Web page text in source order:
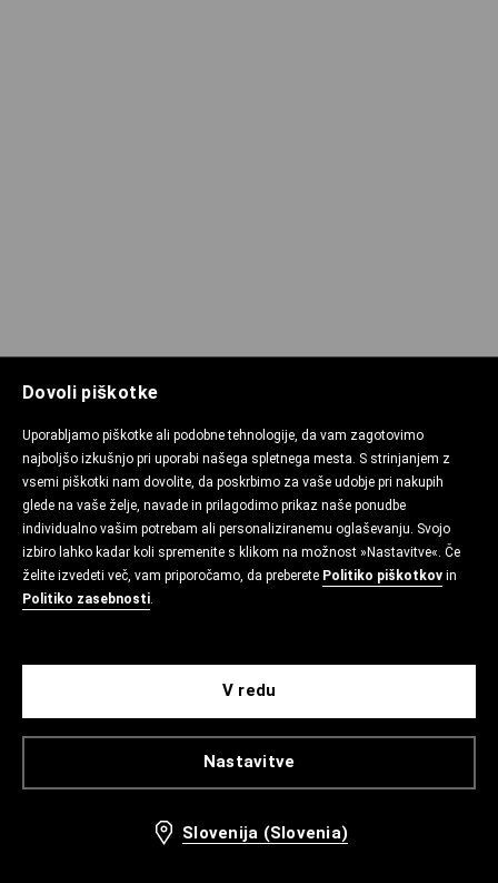
Dovoli piškotke
Uporabljamo piškotke ali podobne tehnologije, da vam zagotovimo
najboljšo izkušnjo pri uporabi našega spletnega mesta. S strinjanjem z
vsemi piškotki nam dovolite, da poskrbimo za vaše udobje pri nakupih
glede na vaše želje, navade in prilagodimo prikaz naše ponudbe
individualno vašim potrebam ali personaliziranemu oglaševanju. Svojo
izbiro lahko kadar koli spremenite s klikom na možnost »Nastavitve«. Če
želite izvedeti več, vam priporočamo, da preberete Politiko piškotkov in
Politiko zasebnosti.
Nastavitve
V redu
Slovenija (Slovenia)